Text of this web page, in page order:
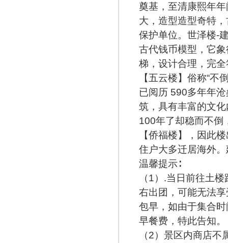
奠基，至清康熙年
大，造型造型奇特
保护单位。世泽楼-
古代钱币模型，它
梯，设计合理，完
【五云楼】俗称“
已阅历 590多年年
筑，具有丰富的文
100年了却稳而不倒
【侨福楼】，因此
住户大多迁居海外
温馨提示∶
（1）.当日前往土
右出团，可能无法
包早，如由于集合
早餐费，特此告知。
（2）景区内商店